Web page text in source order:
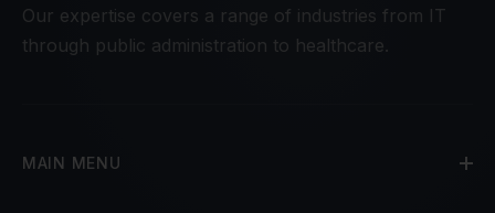
Our expertise covers a range of industries from IT
through public administration to healthcare.
MAIN MENU